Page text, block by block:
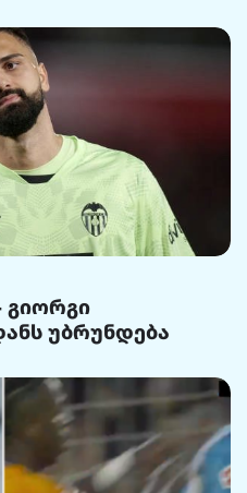
გიორგი
უბრუნდება